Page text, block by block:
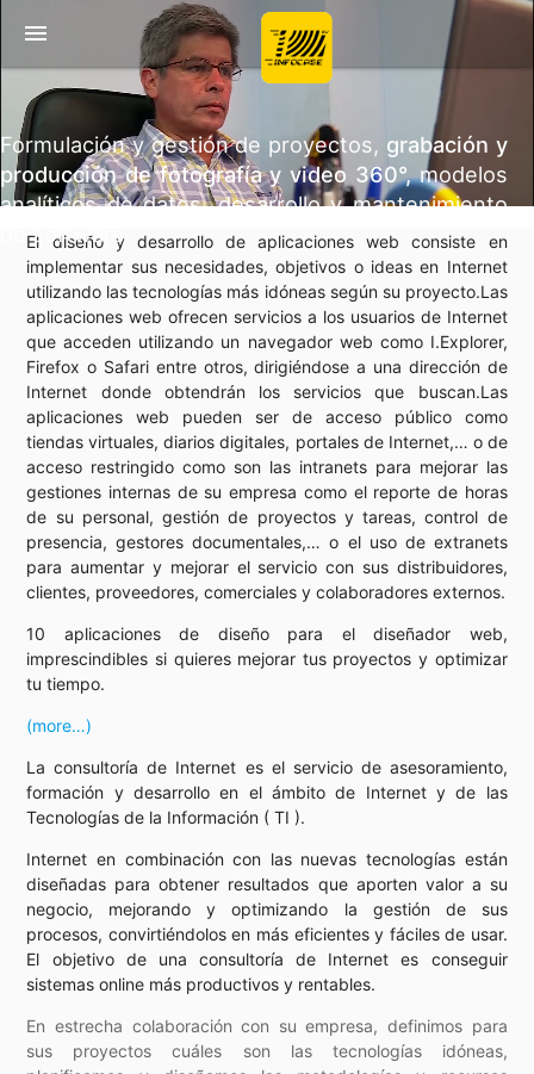
menu
Formulación y gestión de proyectos, grabación y
producción de fotografía y video 360°,modelos
analíticos de datos, desarrollo y mantenimiento
de software.
El diseño y desarrollo de aplicaciones web consiste en
implementar sus necesidades, objetivos o ideas en Internet
utilizando las tecnologías más idóneas según su proyecto.Las
aplicaciones web ofrecen servicios a los usuarios de Internet
que acceden utilizando un navegador web como I.Explorer,
Firefox o Safari entre otros, dirigiéndose a una dirección de
Internet donde obtendrán los servicios que buscan.Las
aplicaciones web pueden ser de acceso público como
tiendas virtuales, diarios digitales, portales de Internet,… o de
acceso restringido como son las intranets para mejorar las
gestiones internas de su empresa como el reporte de horas
de su personal, gestión de proyectos y tareas, control de
presencia, gestores documentales,… o el uso de extranets
para aumentar y mejorar el servicio con sus distribuidores,
clientes, proveedores, comerciales y colaboradores externos.
10 aplicaciones de diseño para el diseñador web,
imprescindibles si quieres mejorar tus proyectos y optimizar
tu tiempo.
(more…)
La consultoría de Internet es el servicio de asesoramiento,
formación y desarrollo en el ámbito de Internet y de las
Tecnologías de la Información ( TI ).
Internet en combinación con las nuevas tecnologías están
diseñadas para obtener resultados que aporten valor a su
negocio, mejorando y optimizando la gestión de sus
procesos, convirtiéndolos en más eficientes y fáciles de usar.
El objetivo de una consultoría de Internet es conseguir
sistemas online más productivos y rentables.
En estrecha colaboración con su empresa, definimos para
sus proyectos cuáles son las tecnologías idóneas,